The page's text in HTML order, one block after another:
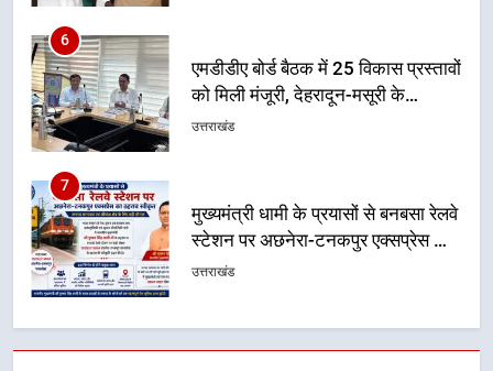
7
मुख्यमंत्री धामी के प्रयासों से बनबसा रेलवे
स्टेशन पर अछनेरा-टनकपुर एक्सप्रेस का
ठहराव हुआ स्वीकृत
उत्तराखंड
8
मुख्यमंत्री धामी के कुशल नेतृत्व में कांवड़
यात्रा में सुरक्षा, स्वास्थ्य और आपातकालीन
सेवाओं की बनी मजबूत व्यवस्था
उत्तराखंड
1